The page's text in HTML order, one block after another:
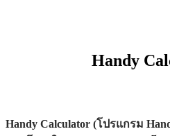
Handy
Handy Calculator (โปรแกรม